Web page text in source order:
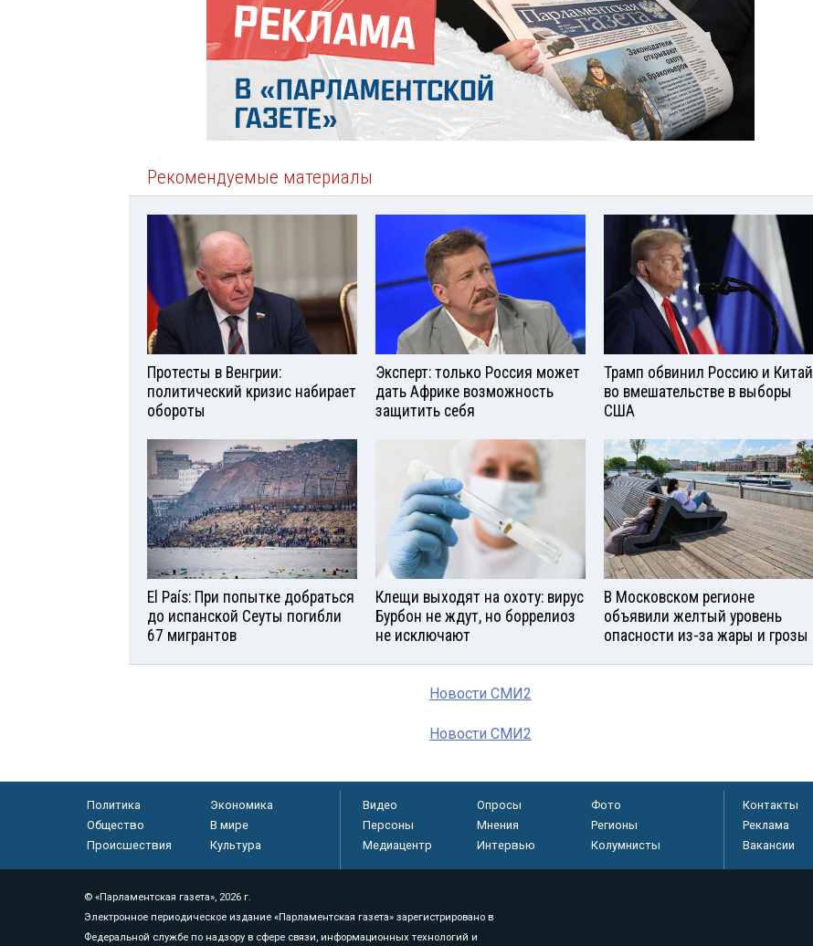
Рекомендуемые материалы
Протесты в Венгрии:
политический кризис набирает
обороты
Эксперт: только Россия может
дать Африке возможность
защитить себя
Трамп обвинил Россию и Китай
во вмешательстве в выборы
США
El País: При попытке добраться
до испанской Сеуты погибли
67 мигрантов
Клещи выходят на охоту: вирус
Бурбон не ждут, но боррелиоз
не исключают
В Московском регионе
объявили желтый уровень
опасности из-за жары и грозы
Новости СМИ2
Новости СМИ2
Политика
Экономика
Общество
В мире
Происшествия
Культура
Видео Опросы
Фото
Персоны
Мнения
Регионы
Медиацентр
Интервью Колумнисты
Контакты
Реклама
Вакансии
© «Парламентская газета», 2026 г.
Электронное периодическое издание «Парламентская газета» зарегистрировано в
Федеральной службе по надзору в сфере связи, информационных технологий и